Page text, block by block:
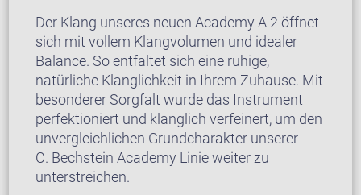
Der Klang unseres neuen Academy A 2 öffnet
sich mit vollem Klangvolumen und idealer
Balance. So entfaltet sich eine ruhige,
natürliche Klanglichkeit in Ihrem Zuhause. Mit
besonderer Sorgfalt wurde das Instrument
perfektioniert und klanglich verfeinert, um den
unvergleichlichen Grundcharakter unserer
C. Bechstein Academy Linie weiter zu
unterstreichen.